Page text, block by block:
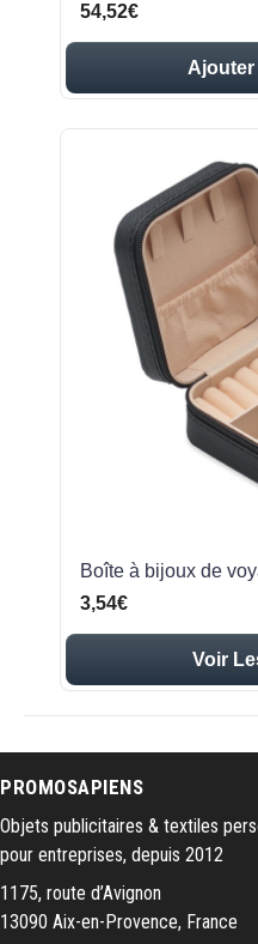
54,52€
Ajouter
Boîte à bijoux de
3,54€
Voir
PROMOSAPIENS
Objets publicitaires & textiles
pour entreprises, depuis 2012
1175, route d’Avignon
13090 Aix-en-Provence, France